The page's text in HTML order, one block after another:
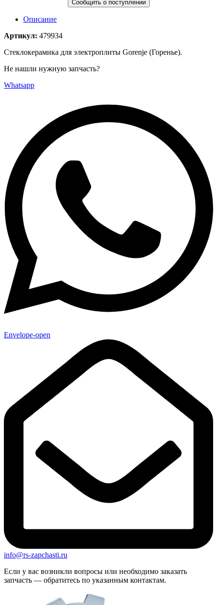
Описание
Артикул: 479934
Стеклокерамика для электроплиты Gorenje (Горенье).
Не нашли нужную запчасть?
Whatsapp
Envelope-open
info@rs-zapchasti.ru
Если у вас возникли вопросы или необходимо заказать
запчасть — обратитесь по указанным контактам.